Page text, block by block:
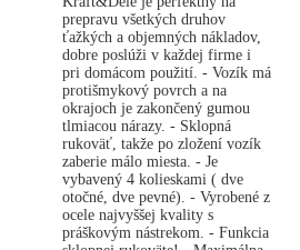
prepravu všetkých druhov
ťažkých a objemných nákladov,
dobre poslúži v každej firme i
pri domácom použití. - Vozík má
protišmykový povrch a na
okrajoch je zakončený gumou
tlmiacou nárazy. - Sklopná
rukoväť, takže po zložení vozík
zaberie málo miesta. - Je
vybavený 4 kolieskami ( dve
otočné, dve pevné). - Vyrobené z
ocele najvyššej kvality s
práškovým nástrekom. - Funkcia